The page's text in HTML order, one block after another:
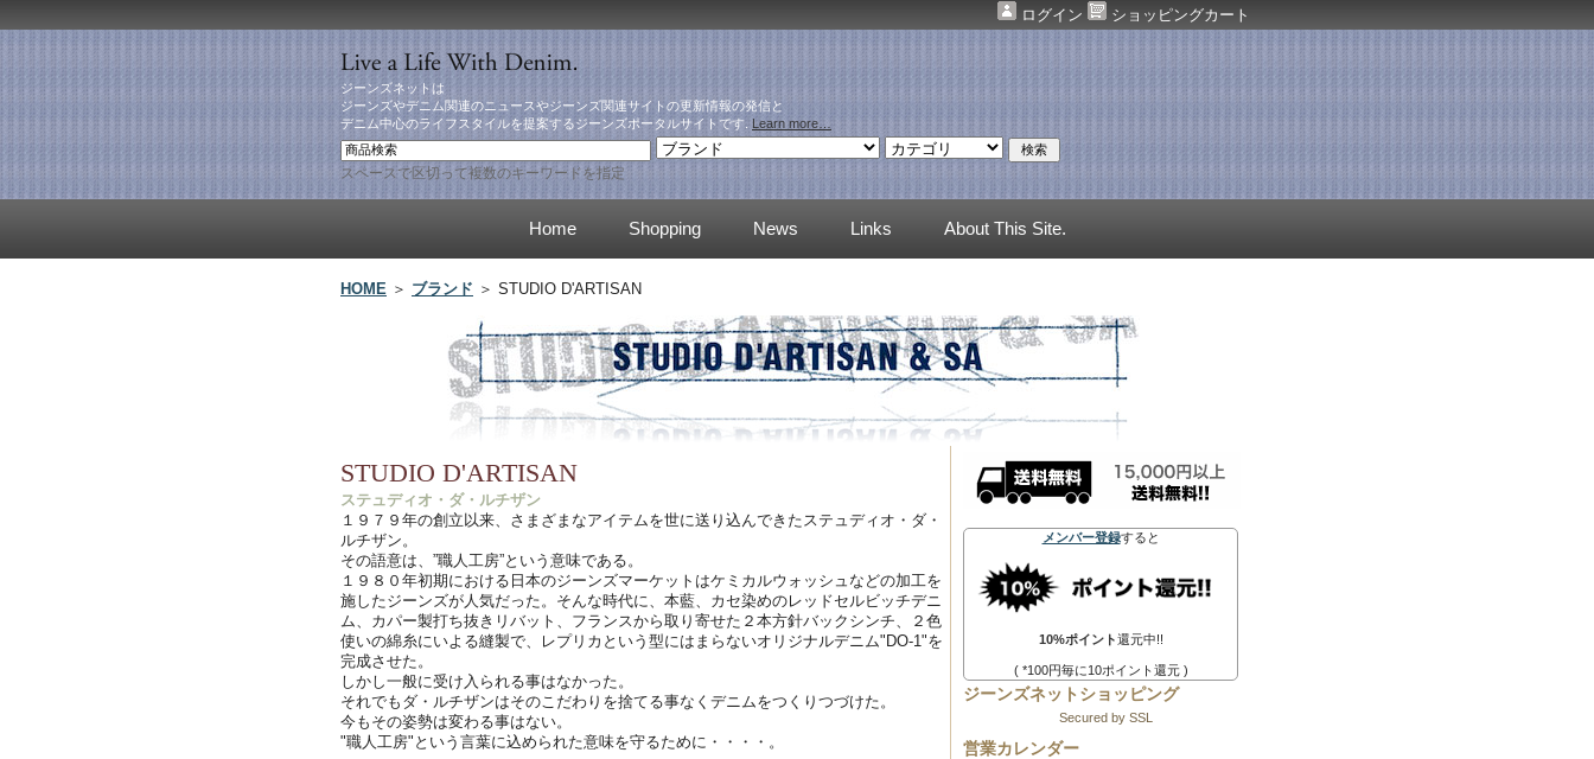
ログイン ショッピングカート
ジーンズネットは
ジーンズやデニム関連のニュースやジーンズ関連サイトの更新情報の発信と
デニム中心のライフスタイルを提案するジーンズポータルサイトです. Learn more…
スペースで区切って複数のキーワードを指定
Home Shopping News Links About This Site.
HOME ＞ ブランド ＞ STUDIO D'ARTISAN
メンバー登録すると
10%ポイント還元中!!
( *100円毎に10ポイント還元 )
ジーンズネットショッピング
Secured by SSL
営業カレンダー
STUDIO D'ARTISAN
ステュディオ・ダ・ルチザン
１９７９年の創立以来、さまざまなアイテムを世に送り込んできたステュディオ・ダ・
ルチザン。
その語意は、”職人工房”という意味である。
１９８０年初期における日本のジーンズマーケットはケミカルウォッシュなどの加工を
施したジーンズが人気だった。そんな時代に、本藍、カセ染めのレッドセルビッチデニ
ム、カパー製打ち抜きリバット、フランスから取り寄せた２本方針バックシンチ、２色
使いの綿糸にいよる縫製で、レプリカという型にはまらないオリジナルデニム"DO-1"を
完成させた。
しかし一般に受け入られる事はなかった。
それでもダ・ルチザンはそのこだわりを捨てる事なくデニムをつくりつづけた。
今もその姿勢は変わる事はない。
"職人工房"という言葉に込められた意味を守るために・・・・。